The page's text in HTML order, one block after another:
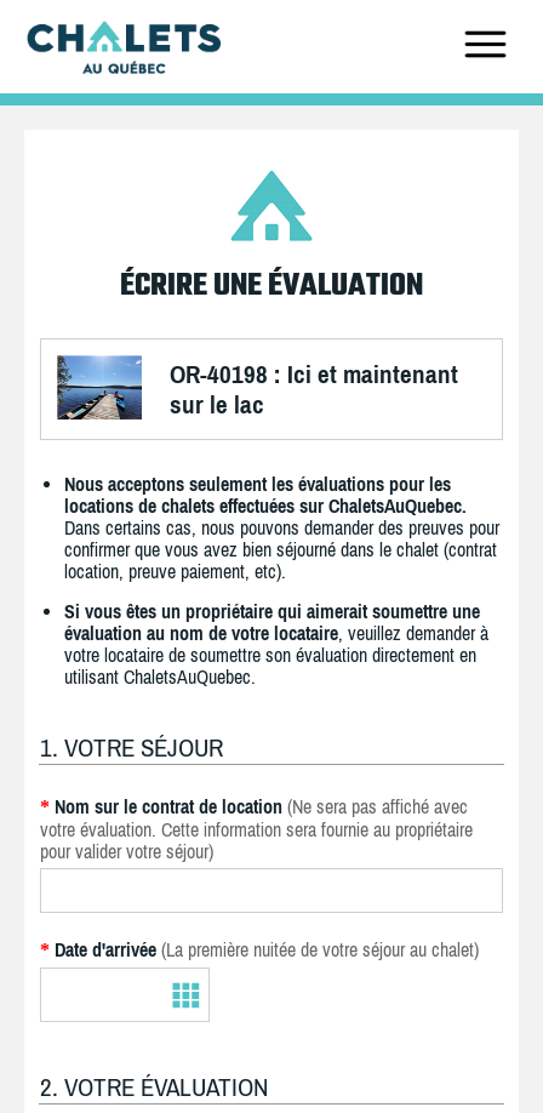
ÉCRIRE UNE ÉVALUATION
OR-40198 : Ici et maintenant
sur le lac
Nous acceptons seulement les évaluations pour les
locations de chalets effectuées sur ChaletsAuQuebec.
Dans certains cas, nous pouvons demander des preuves pour
confirmer que vous avez bien séjourné dans le chalet (contrat
location, preuve paiement, etc).
Si vous êtes un propriétaire qui aimerait soumettre une
évaluation au nom de votre locataire, veuillez demander à
votre locataire de soumettre son évaluation directement en
utilisant ChaletsAuQuebec.
1. VOTRE SÉJOUR
* Nom sur le contrat de location (Ne sera pas affiché avec
votre évaluation. Cette information sera fournie au propriétaire
pour valider votre séjour)
* Date d'arrivée (La première nuitée de votre séjour au chalet)
2. VOTRE ÉVALUATION